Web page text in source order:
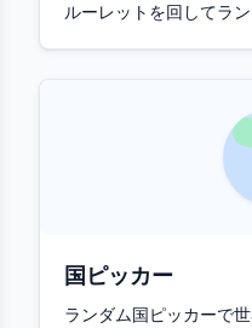
ルーレットを回してラ
国ピッカー
ランダム国ピッカーで